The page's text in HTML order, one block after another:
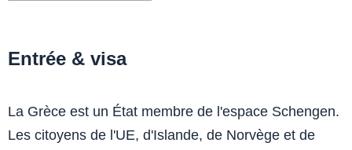
Entrée & visa
La Grèce est un État membre de l'espace Schengen.
Les citoyens de l'UE, d'Islande, de Norvège et de